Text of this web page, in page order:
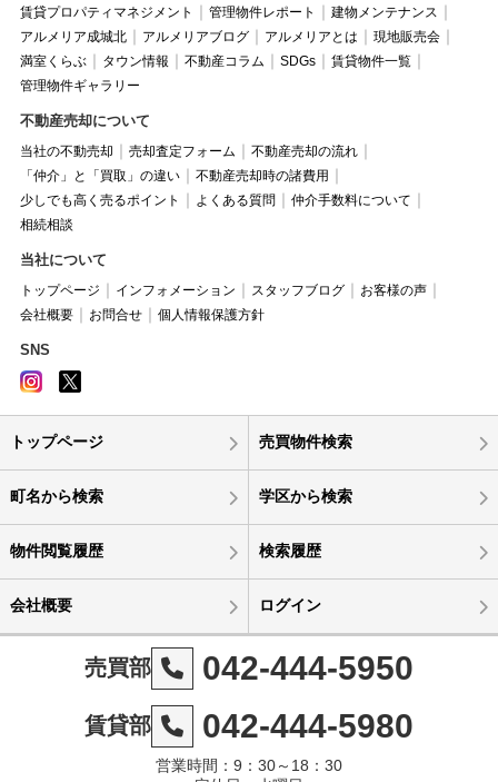
賃貸プロパティマネジメント
管理物件レポート
建物メンテナンス
アルメリア成城北
アルメリアブログ アルメリアとは
現地販売会
満室くらぶ
タウン情報 不動産コラム SDGs
賃貸物件一覧
管理物件ギャラリー
不動産売却について
当社の不動売却 売却査定フォーム
不動産売却の流れ
「仲介」と「買取」の違い
不動産売却時の諸費用
少しでも高く売るポイント
よくある質問
仲介手数料について
相続相談
当社について
トップページ インフォメーション スタッフブログ
お客様の声
会社概要
お問合せ 個人情報保護方針
SNS
トップページ 売買物件検索
町名から検索 学区から検索
物件閲覧履歴 検索履歴
会社概要 ログイン
売買部 042-444-5950
賃貸部 042-444-5980
営業時間：9：30～18：30